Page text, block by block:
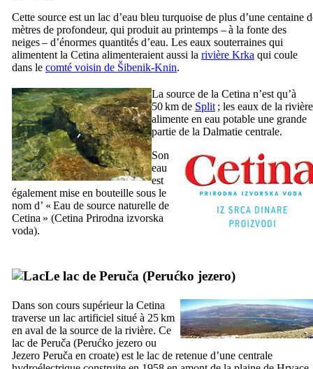
Cette source est un lac d’eau bleu turquoise de plus d’une centaine
mètres de profondeur, qui produit au printemps – à la fonte des
neiges – d’énormes quantités d’eau. Les eaux souterraines qui
alimentent la Cetina alimenteraient aussi la rivière Krka qui coule
dans le comté voisin de Šibenik-Knin.
La source de la Cetina n’est qu’à
50 km de Split ; les eaux de la rivière
alimente en eau potable une grande
partie de la Dalmatie centrale.
Son
eau
est
également mise en bouteille sous le
nom d’ « Eau de source naturelle de
Cetina » (Cetina Prirodna izvorska
voda).
Le lac de Peruča (Perućko jezero)
Dans son cours supérieur la Cetina
traverse un lac artificiel situé à 25 km
en aval de la source de la rivière. Ce
lac de Peruča (Perućko jezero ou
Jezero Peruča en croate) est le lac de retenue d’une centrale